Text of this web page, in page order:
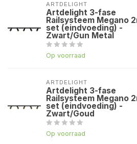
ARTDELIGHT
Artdelight 3-fase
Railsysteem Megano
set (eindvoeding) -
Zwart/Gun Metal
Op voorraad
ARTDELIGHT
Artdelight 3-fase
Railsysteem Megano
set (eindvoeding) -
Zwart/Goud
Op voorraad